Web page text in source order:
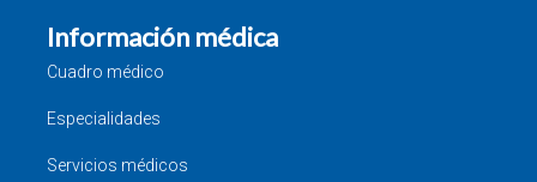
Información médica
Cuadro médico
Especialidades
Servicios médicos